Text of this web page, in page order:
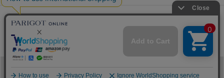
©︎ACCES co. ltd. all rights reserved
※当サイト掲載写真のオークションなどへの二次転用を固く禁じます。